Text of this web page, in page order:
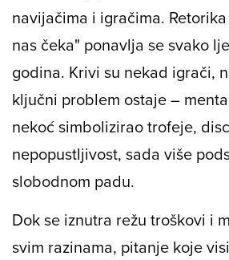
navijačima i igračima.
nas čeka" ponavlja se svako
godina. Krivi su nekad igrači,
ključni problem ostaje –
nekoć simbolizirao trofeje,
nepopustljivost, sada više
slobodnom padu.
Dok se iznutra režu troškovi i
svim razinama, pitanje koje